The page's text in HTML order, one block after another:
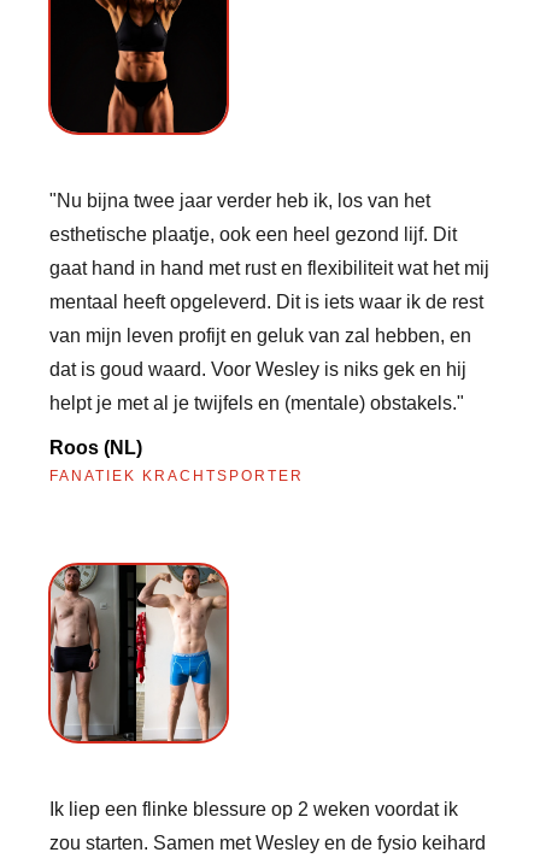
"Nu bijna twee jaar verder heb ik, los van het
esthetische plaatje, ook een heel gezond lijf. Dit
gaat hand in hand met rust en flexibiliteit wat het mij
mentaal heeft opgeleverd. Dit is iets waar ik de rest
van mijn leven profijt en geluk van zal hebben, en
dat is goud waard. Voor Wesley is niks gek en hij
helpt je met al je twijfels en (mentale) obstakels."
Roos (NL)
FANATIEK KRACHTSPORTER
Ik liep een flinke blessure op 2 weken voordat ik
zou starten. Samen met Wesley en de fysio keihard